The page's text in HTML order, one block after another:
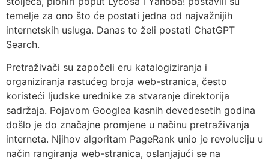
temelje za ono što će postati jedna od najvažnijih
internetskih usluga. Danas to želi postati ChatGPT
Search.
Pretraživači su započeli eru katalogiziranja i
organiziranja rastućeg broja web-stranica, često
koristeći ljudske urednike za stvaranje direktorija
sadržaja. Pojavom Googlea kasnih devedesetih godina
došlo je do značajne promjene u načinu pretraživanja
interneta. Njihov algoritam PageRank unio je revoluciju u
način rangiranja web-stranica, oslanjajući se na